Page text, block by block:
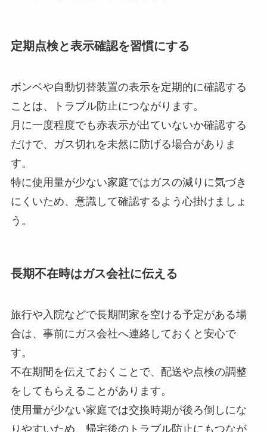
定期点検と表示確認を習慣にする
ボンベや自動切替装置の表示を定期的に確認する
ことは、トラブル防止につながります。
月に一度程度でも赤表示が出ていないか確認する
だけで、ガス切れを未然に防げる場合がありま
す。
特に使用量が少ない家庭ではガスの減りに気づき
にくいため、意識して確認するよう心掛けましょ
う。
長期不在時はガス会社に伝える
旅行や入院などで長期間家を空ける予定がある場
合は、事前にガス会社へ連絡しておくと安心で
す。
不在期間を伝えておくことで、配送や点検の調整
をしてもらえることがあります。
使用量が少ない家庭では交換時期が後ろ倒しにな
りやすいため、帰宅後のトラブル防止にもつなが